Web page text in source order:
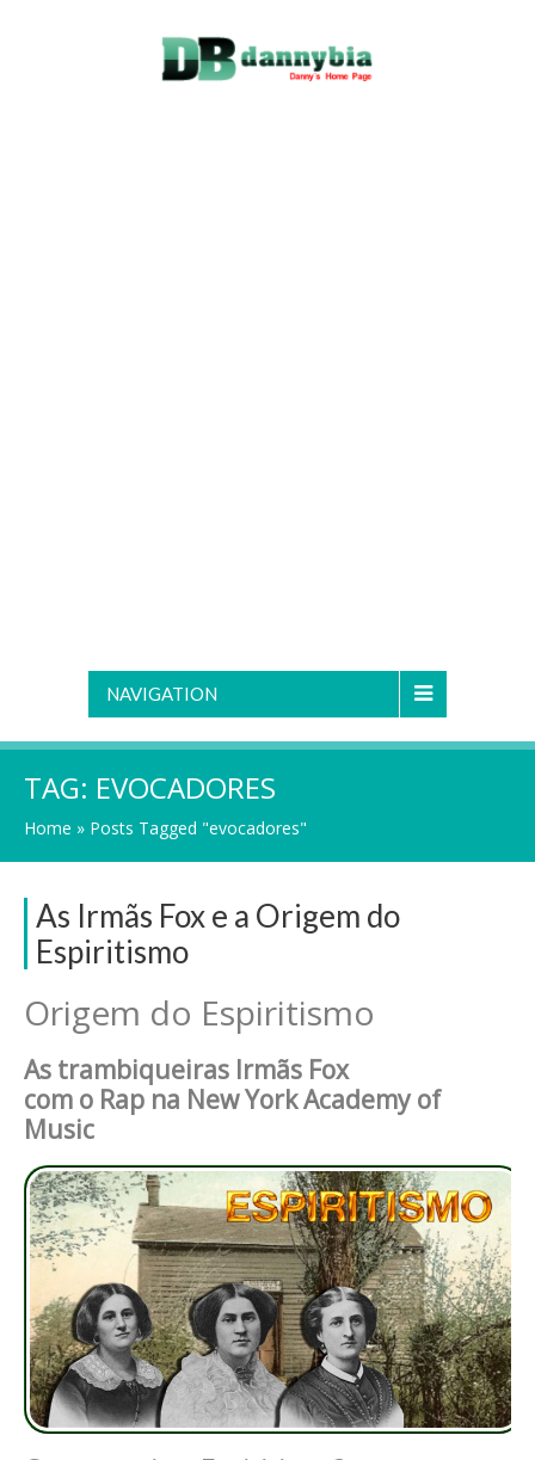
NAVIGATION
TAG: EVOCADORES
Home » Posts Tagged "evocadores"
As Irmãs Fox e a Origem do
Espiritismo
Origem do Espiritismo
As trambiqueiras Irmãs Fox
com o Rap na New York Academy of
Music